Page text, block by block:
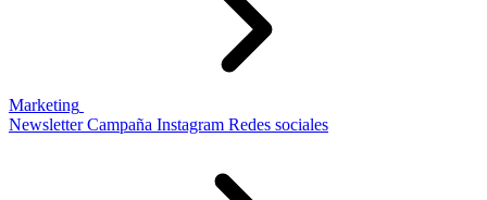
Marketing
Newsletter Campaña Instagram Redes sociales